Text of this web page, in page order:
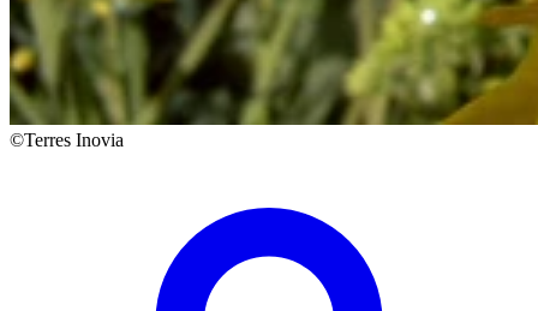
©Terres Inovia